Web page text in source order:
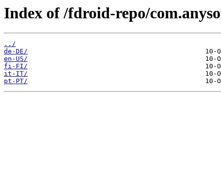
Index of /fdroid-repo/
../
de-DE/
en-US/
fi-FI/
it-IT/
pt-PT/